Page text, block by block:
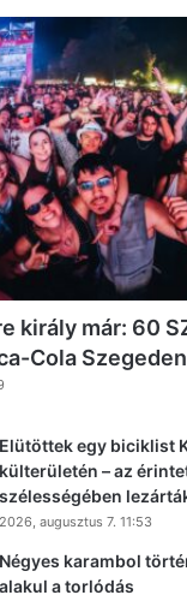
király már: 60
Cola
Elütöttek egy biciklist
külterületén – az
szélességében
2026, augusztus 7. 11:53
Négyes karambol
alakul a torlódás